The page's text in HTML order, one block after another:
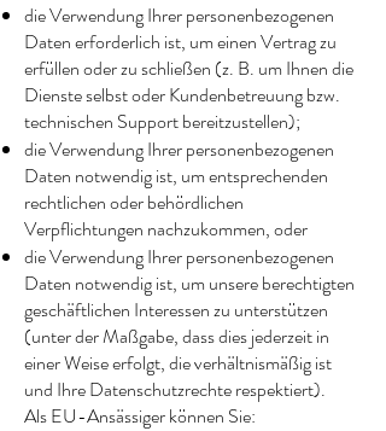
die Verwendung Ihrer personenbezogenen
Daten erforderlich ist, um einen Vertrag zu
erfüllen oder zu schließen (z. B. um Ihnen die
Dienste selbst oder Kundenbetreuung bzw.
technischen Support bereitzustellen);
die Verwendung Ihrer personenbezogenen
Daten notwendig ist, um entsprechenden
rechtlichen oder behördlichen
Verpflichtungen nachzukommen, oder
die Verwendung Ihrer personenbezogenen
Daten notwendig ist, um unsere berechtigten
geschäftlichen Interessen zu unterstützen
(unter der Maßgabe, dass dies jederzeit in
einer Weise erfolgt, die verhältnismäßig ist
und Ihre Datenschutzrechte respektiert).
Als EU-Ansässiger können Sie: